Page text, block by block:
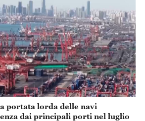
portata lorda delle navi
dai principali porti nel luglio